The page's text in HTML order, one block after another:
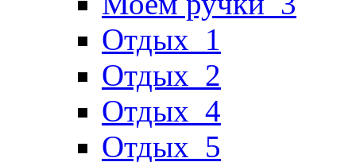
Отдых_1
Отдых_2
Отдых_4
Отдых_5